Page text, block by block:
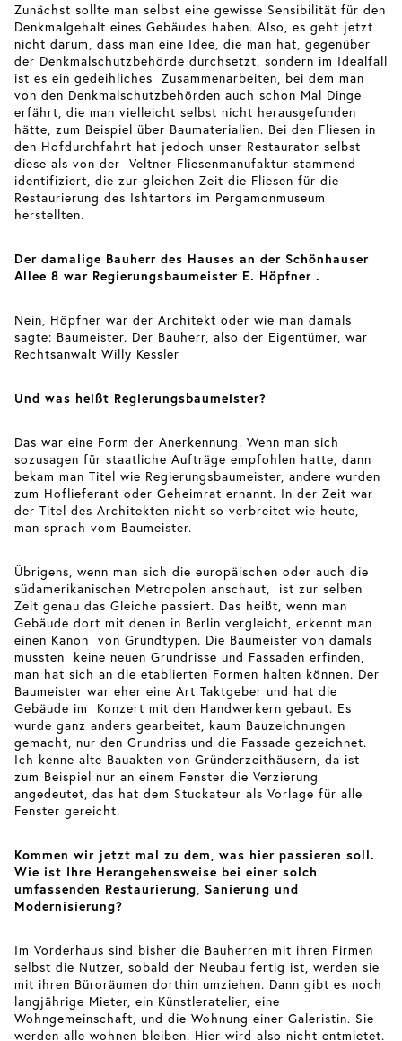
Zunächst sollte man selbst eine gewisse Sensibilität für den
Denkmalgehalt eines Gebäudes haben. Also, es geht jetzt
nicht darum, dass man eine Idee, die man hat, gegenüber
der Denkmalschutzbehörde durchsetzt, sondern im Idealfall
ist es ein gedeihliches Zusammenarbeiten, bei dem man
von den Denkmalschutzbehörden auch schon Mal Dinge
erfährt, die man vielleicht selbst nicht herausgefunden
hätte, zum Beispiel über Baumaterialien. Bei den Fliesen in
den Hofdurchfahrt hat jedoch unser Restaurator selbst
diese als von der Veltner Fliesenmanufaktur stammend
identifiziert, die zur gleichen Zeit die Fliesen für die
Restaurierung des Ishtartors im Pergamonmuseum
herstellten.
Der damalige Bauherr des Hauses an der Schönhauser
Allee 8 war Regierungsbaumeister E. Höpfner .
Nein, Höpfner war der Architekt oder wie man damals
sagte: Baumeister. Der Bauherr, also der Eigentümer, war
Rechtsanwalt Willy Kessler
Und was heißt Regierungsbaumeister?
Das war eine Form der Anerkennung. Wenn man sich
sozusagen für staatliche Aufträge empfohlen hatte, dann
bekam man Titel wie Regierungsbaumeister, andere wurden
zum Hoflieferant oder Geheimrat ernannt. In der Zeit war
der Titel des Architekten nicht so verbreitet wie heute,
man sprach vom Baumeister.
Übrigens, wenn man sich die europäischen oder auch die
südamerikanischen Metropolen anschaut, ist zur selben
Zeit genau das Gleiche passiert. Das heißt, wenn man
Gebäude dort mit denen in Berlin vergleicht, erkennt man
einen Kanon von Grundtypen. Die Baumeister von damals
mussten keine neuen Grundrisse und Fassaden erfinden,
man hat sich an die etablierten Formen halten können. Der
Baumeister war eher eine Art Taktgeber und hat die
Gebäude im Konzert mit den Handwerkern gebaut. Es
wurde ganz anders gearbeitet, kaum Bauzeichnungen
gemacht, nur den Grundriss und die Fassade gezeichnet.
Ich kenne alte Bauakten von Gründerzeithäusern, da ist
zum Beispiel nur an einem Fenster die Verzierung
angedeutet, das hat dem Stuckateur als Vorlage für alle
Fenster gereicht.
Kommen wir jetzt mal zu dem, was hier passieren soll.
Wie ist Ihre Herangehensweise bei einer solch
umfassenden Restaurierung, Sanierung und
Modernisierung?
Im Vorderhaus sind bisher die Bauherren mit ihren Firmen
selbst die Nutzer, sobald der Neubau fertig ist, werden sie
mit ihren Büroräumen dorthin umziehen. Dann gibt es noch
langjährige Mieter, ein Künstleratelier, eine
Wohngemeinschaft, und die Wohnung einer Galeristin. Sie
werden alle wohnen bleiben. Hier wird also nicht entmietet.